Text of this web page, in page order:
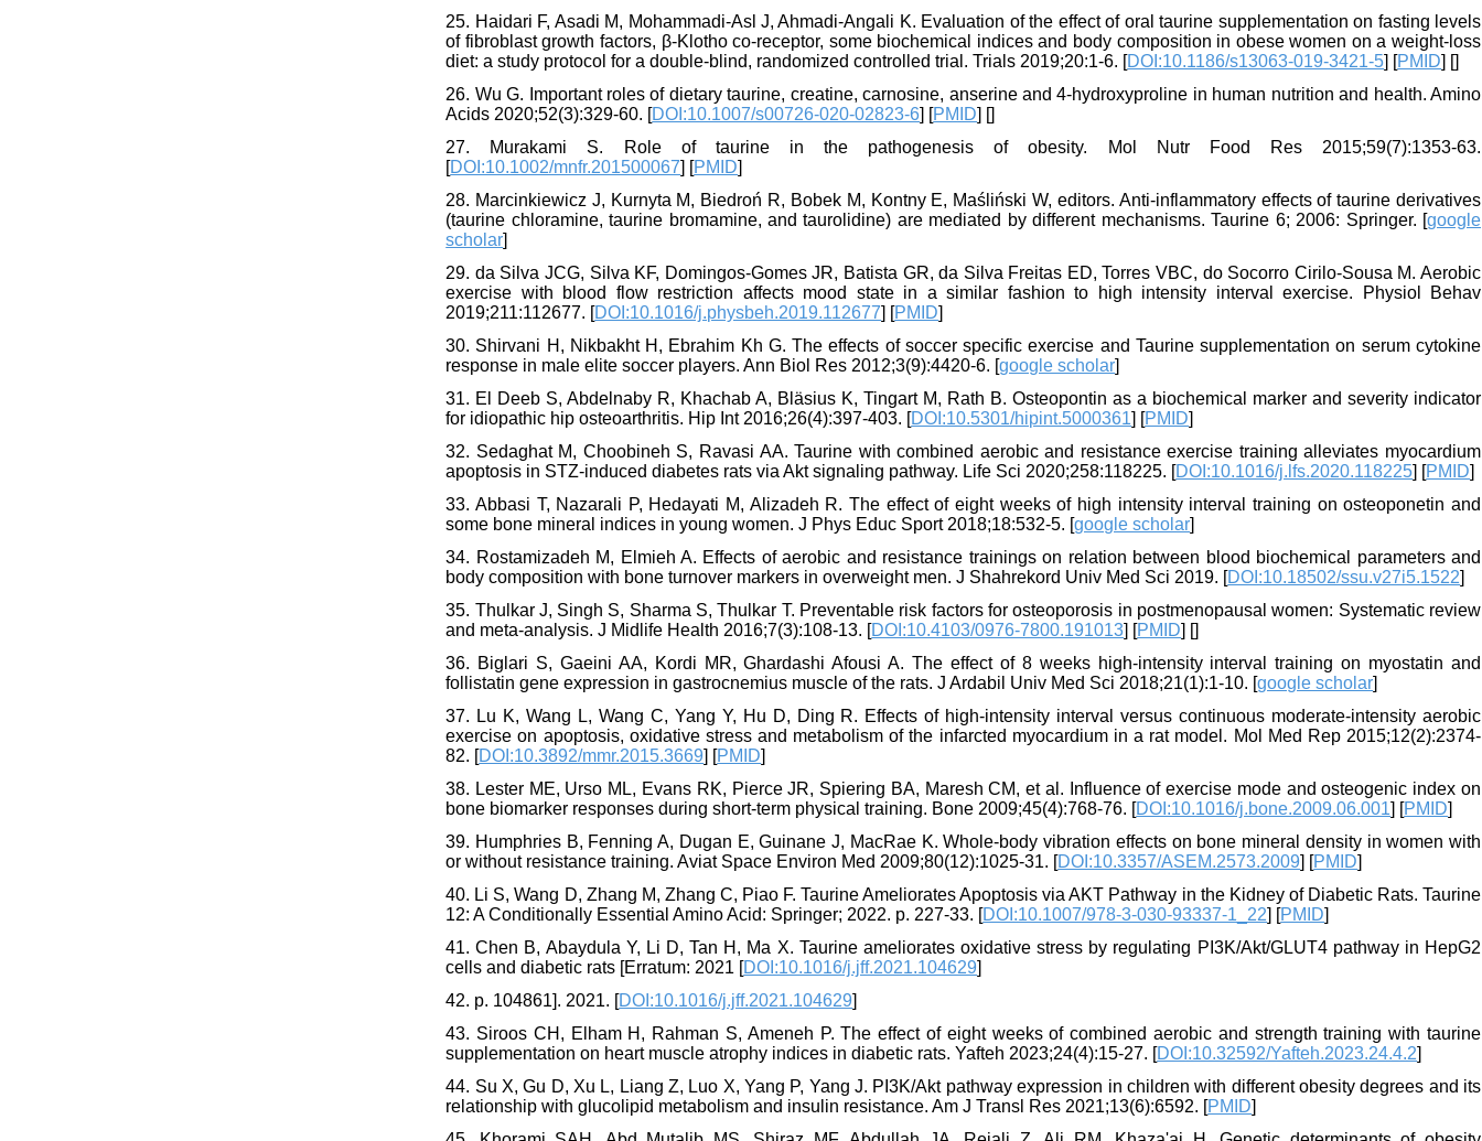
25. Haidari F, Asadi M, Mohammadi-Asl J, Ahmadi-Angali K. Evaluation of the effect of oral taurine supplementation on fasting levels
of fibroblast growth factors, β-Klotho co-receptor, some biochemical indices and body composition in obese women on a weight-loss
diet: a study protocol for a double-blind, randomized controlled trial. Trials 2019;20:1-6. [DOI:10.1186/s13063-019-3421-5] [PMID] []
26. Wu G. Important roles of dietary taurine, creatine, carnosine, anserine and 4-hydroxyproline in human nutrition and health. Amino
Acids 2020;52(3):329-60. [DOI:10.1007/s00726-020-02823-6] [PMID] []
27. Murakami S. Role of taurine in the pathogenesis of obesity. Mol Nutr Food Res 2015;59(7):1353-63.
[DOI:10.1002/mnfr.201500067] [PMID]
28. Marcinkiewicz J, Kurnyta M, Biedroń R, Bobek M, Kontny E, Maśliński W, editors. Anti-inflammatory effects of taurine derivatives
(taurine chloramine, taurine bromamine, and taurolidine) are mediated by different mechanisms. Taurine 6; 2006: Springer. [google
scholar]
29. da Silva JCG, Silva KF, Domingos-Gomes JR, Batista GR, da Silva Freitas ED, Torres VBC, do Socorro Cirilo-Sousa M. Aerobic
exercise with blood flow restriction affects mood state in a similar fashion to high intensity interval exercise. Physiol Behav
2019;211:112677. [DOI:10.1016/j.physbeh.2019.112677] [PMID]
30. Shirvani H, Nikbakht H, Ebrahim Kh G. The effects of soccer specific exercise and Taurine supplementation on serum cytokine
response in male elite soccer players. Ann Biol Res 2012;3(9):4420-6. [google scholar]
31. El Deeb S, Abdelnaby R, Khachab A, Bläsius K, Tingart M, Rath B. Osteopontin as a biochemical marker and severity indicator
for idiopathic hip osteoarthritis. Hip Int 2016;26(4):397-403. [DOI:10.5301/hipint.5000361] [PMID]
32. Sedaghat M, Choobineh S, Ravasi AA. Taurine with combined aerobic and resistance exercise training alleviates myocardium
apoptosis in STZ-induced diabetes rats via Akt signaling pathway. Life Sci 2020;258:118225. [DOI:10.1016/j.lfs.2020.118225] [PMID]
33. Abbasi T, Nazarali P, Hedayati M, Alizadeh R. The effect of eight weeks of high intensity interval training on osteoponetin and
some bone mineral indices in young women. J Phys Educ Sport 2018;18:532-5. [google scholar]
34. Rostamizadeh M, Elmieh A. Effects of aerobic and resistance trainings on relation between blood biochemical parameters and
body composition with bone turnover markers in overweight men. J Shahrekord Univ Med Sci 2019. [DOI:10.18502/ssu.v27i5.1522]
35. Thulkar J, Singh S, Sharma S, Thulkar T. Preventable risk factors for osteoporosis in postmenopausal women: Systematic review
and meta-analysis. J Midlife Health 2016;7(3):108-13. [DOI:10.4103/0976-7800.191013] [PMID] []
36. Biglari S, Gaeini AA, Kordi MR, Ghardashi Afousi A. The effect of 8 weeks high-intensity interval training on myostatin and
follistatin gene expression in gastrocnemius muscle of the rats. J Ardabil Univ Med Sci 2018;21(1):1-10. [google scholar]
37. Lu K, Wang L, Wang C, Yang Y, Hu D, Ding R. Effects of high-intensity interval versus continuous moderate-intensity aerobic
exercise on apoptosis, oxidative stress and metabolism of the infarcted myocardium in a rat model. Mol Med Rep 2015;12(2):2374-
82. [DOI:10.3892/mmr.2015.3669] [PMID]
38. Lester ME, Urso ML, Evans RK, Pierce JR, Spiering BA, Maresh CM, et al. Influence of exercise mode and osteogenic index on
bone biomarker responses during short-term physical training. Bone 2009;45(4):768-76. [DOI:10.1016/j.bone.2009.06.001] [PMID]
39. Humphries B, Fenning A, Dugan E, Guinane J, MacRae K. Whole-body vibration effects on bone mineral density in women with
or without resistance training. Aviat Space Environ Med 2009;80(12):1025-31. [DOI:10.3357/ASEM.2573.2009] [PMID]
40. Li S, Wang D, Zhang M, Zhang C, Piao F. Taurine Ameliorates Apoptosis via AKT Pathway in the Kidney of Diabetic Rats. Taurine
12: A Conditionally Essential Amino Acid: Springer; 2022. p. 227-33. [DOI:10.1007/978-3-030-93337-1_22] [PMID]
41. Chen B, Abaydula Y, Li D, Tan H, Ma X. Taurine ameliorates oxidative stress by regulating PI3K/Akt/GLUT4 pathway in HepG2
cells and diabetic rats [Erratum: 2021 [DOI:10.1016/j.jff.2021.104629]
42. p. 104861]. 2021. [DOI:10.1016/j.jff.2021.104629]
43. Siroos CH, Elham H, Rahman S, Ameneh P. The effect of eight weeks of combined aerobic and strength training with taurine
supplementation on heart muscle atrophy indices in diabetic rats. Yafteh 2023;24(4):15-27. [DOI:10.32592/Yafteh.2023.24.4.2]
44. Su X, Gu D, Xu L, Liang Z, Luo X, Yang P, Yang J. PI3K/Akt pathway expression in children with different obesity degrees and its
relationship with glucolipid metabolism and insulin resistance. Am J Transl Res 2021;13(6):6592. [PMID]